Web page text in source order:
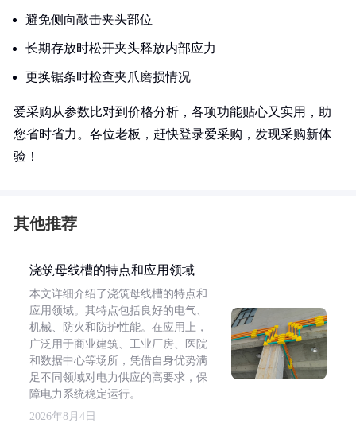
避免侧向敲击夹头部位
长期存放时松开夹头释放内部应力
更换锯条时检查夹爪磨损情况
爱采购从参数比对到价格分析，各项功能贴心又实用，助
您省时省力。各位老板，赶快登录爱采购，发现采购新体
验！
其他推荐
浇筑母线槽的特点和应用领域
本文详细介绍了浇筑母线槽的特点和
应用领域。其特点包括良好的电气、
机械、防火和防护性能。在应用上，
广泛用于商业建筑、工业厂房、医院
和数据中心等场所，凭借自身优势满
足不同领域对电力供应的高要求，保
障电力系统稳定运行。
2026年8月4日